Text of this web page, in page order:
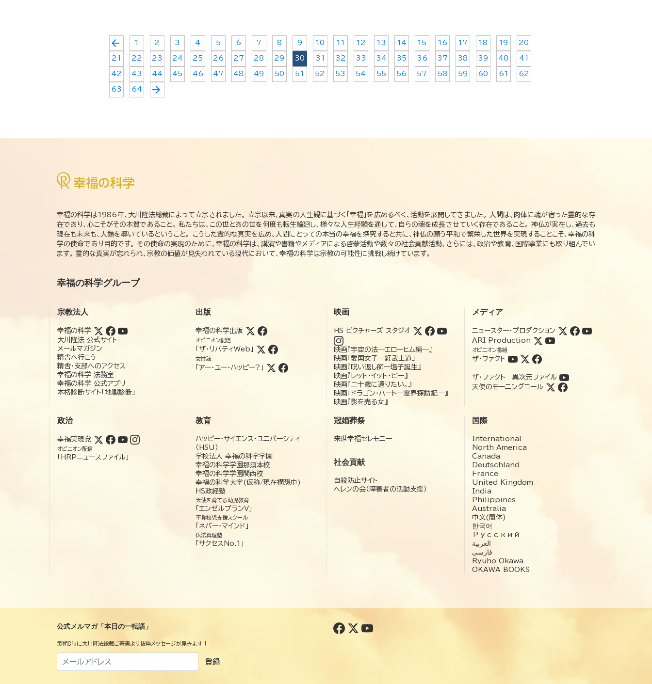
arrow_back 1 2 3 4 5 6 7 8 9 10 11 12 13 14 15 16 17 18 19 20
21 22 23 24 25 26 27 28 29 30 31 32 33 34 35 36 37 38 39 40 41
42 43 44 45 46 47 48 49 50 51 52 53 54 55 56 57 58 59 60 61 62
63 64 arrow_forward
幸福の科学は1986年、大川隆法総裁によって立宗されました。 立宗以来、真実の人生観に基づく「幸福」を広めるべく、活動を展開してきました。 人間は、肉体に魂が宿った霊的な存
在であり、心こそがその本質であること。 私たちは、この世とあの世を何度も転生輪廻し、様々な人生経験を通して、自らの魂を成長させていく存在であること。 神仏が実在し、過去も
現在も未来も、人類を導いているということ。 こうした霊的な真実を広め、人間にとっての本当の幸福を探究すると共に、神仏の願う平和で繁栄した世界を実現することこそ、幸福の科
学の使命であり目的です。 その使命の実現のために、幸福の科学は、講演や書籍やメディアによる啓蒙活動や数々の社会貢献活動、さらには、政治や教育、国際事業にも取り組んでい
ます。 霊的な真実が忘れられ、宗教の価値が見失われている現代において、幸福の科学は宗教の可能性に挑戦し続けています。
幸福の科学グループ
宗教法人
幸福の科学
大川隆法 公式サイト
メールマガジン
精舎へ行こう
精舎・支部へのアクセス
幸福の科学 法務室
幸福の科学 公式アプリ
本格診断サイト「地獄診断」
出版
幸福の科学出版
オピニオン配信
「ザ・リバティWeb」
女性誌
「アー・ユー・ハッピー?」
映画
HS ピクチャーズ スタジオ
映画『宇宙の法―エローヒム編―』
映画『愛国女子―紅武士道』
映画『呪い返し師—塩子誕生』
映画『レット・イット・ビー』
映画『二十歳に還りたい。』
映画『ドラゴン・ハート―霊界探訪記―』
映画『影を売る女』
メディア
ニュースター・プロダクション
ARI Production
オピニオン番組
ザ・ファクト
ザ・ファクト 異次元ファイル
天使のモーニングコール
政治
幸福実現党
オピニオン配信
「HRPニュースファイル」
教育
ハッピー・サイエンス・ユニバーシティ
（HSU）
学校法人 幸福の科学学園
幸福の科学学園那須本校
幸福の科学学園関西校
幸福の科学大学(仮称/現在構想中)
HS政経塾
天使を育てる幼児教育
「エンゼルプランV」
不登校児支援スクール
「ネバー・マインド」
仏法真理塾
「サクセスNo.1」
冠婚葬祭
来世幸福セレモニー
社会貢献
自殺防止サイト
ヘレンの会（障害者の活動支援）
国際
International
North America
Canada
Deutschland
France
United Kingdom
India
Philippines
Australia
中文(簡体)
한국어
Русский
العربية‏
فارسی
Ryuho Okawa
OKAWA BOOKS
公式メルマガ「本日の一転語」
毎朝8時に大川隆法総裁ご著書より抜粋メッセージが届きます！
登録